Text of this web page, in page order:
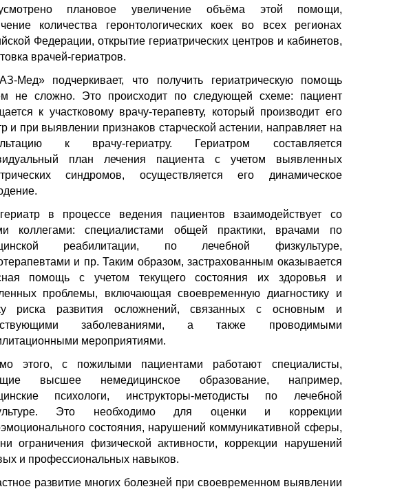
плановое увеличение объёма этой помощи,
количества геронтологических коек во всех регионах
Федерации, открытие гериатрических центров и кабинетов,
врачей-гериатров.
Мед» подчеркивает, что получить гериатрическую помощь
не сложно. Это происходит по следующей схеме: пациент
к участковому врачу-терапевту, который производит его
и при выявлении признаков старческой астении, направляет на
к врачу-гериатру. Гериатром составляется
план лечения пациента с учетом выявленных
синдромов, осуществляется его динамическое
гериатр в процессе ведения пациентов взаимодействует со
коллегами: специалистами общей практики, врачами по
реабилитации, по лечебной физкультуре,
и пр. Таким образом, застрахованным оказывается
помощь с учетом текущего состояния их здоровья и
проблемы, включающая своевременную диагностику и
риска развития осложнений, связанных с основным и
заболеваниями, а также проводимыми
мероприятиями.
этого, с пожилыми пациентами работают специалисты,
высшее немедицинское образование, например,
психологи, инструкторы-методисты по лечебной
Это необходимо для оценки и коррекции
состояния, нарушений коммуникативной сферы,
ограничения физической активности, коррекции нарушений
и профессиональных навыков.
развитие многих болезней при своевременном выявлении